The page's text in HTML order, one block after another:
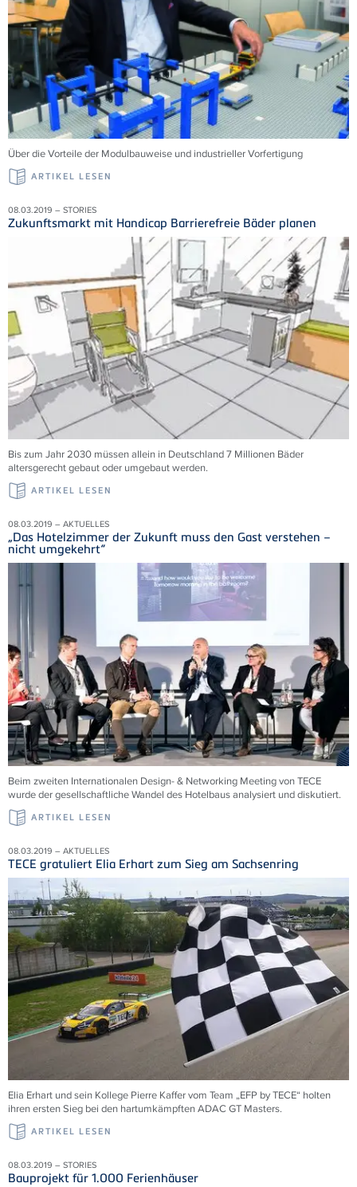
Über die Vorteile der Modulbauweise und industrieller Vorfertigung
ARTIKEL LESEN
08.03.2019 – STORIES
Zukunftsmarkt mit Handicap Barrierefreie Bäder planen
Bis zum Jahr 2030 müssen allein in Deutschland 7 Millionen Bäder
altersgerecht gebaut oder umgebaut werden.
ARTIKEL LESEN
08.03.2019 – AKTUELLES
„Das Hotelzimmer der Zukunft muss den Gast verstehen –
nicht umgekehrt“
Beim zweiten Internationalen Design- & Networking Meeting von TECE
wurde der gesellschaftliche Wandel des Hotelbaus analysiert und diskutiert.
ARTIKEL LESEN
08.03.2019 – AKTUELLES
TECE gratuliert Elia Erhart zum Sieg am Sachsenring
Elia Erhart und sein Kollege Pierre Kaffer vom Team „EFP by TECE“ holten
ihren ersten Sieg bei den hartumkämpften ADAC GT Masters.
ARTIKEL LESEN
08.03.2019 – STORIES
Bauprojekt für 1.000 Ferienhäuser